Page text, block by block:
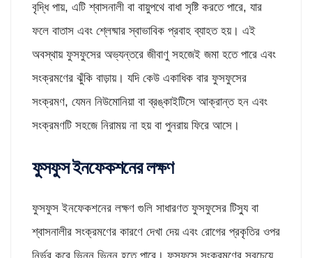
বৃদ্ধি পায়, এটি শ্বাসনালী বা বায়ুপথে বাধা সৃষ্টি করতে পারে, যার
ফলে বাতাস এবং শ্লেষ্মার স্বাভাবিক প্রবাহ ব্যাহত হয়। এই
অবস্থায় ফুসফুসের অভ্যন্তরে জীবাণু সহজেই জমা হতে পারে এবং
সংক্রমণের ঝুঁকি বাড়ায়। যদি কেউ একাধিক বার ফুসফুসের
সংক্রমণ, যেমন নিউমোনিয়া বা ব্রঙ্কাইটিসে আক্রান্ত হন এবং
সংক্রমণটি সহজে নিরাময় না হয় বা পুনরায় ফিরে আসে।
ফুসফুস ইনফেকশনের লক্ষণ
ফুসফুস ইনফেকশনের লক্ষণ গুলি সাধারণত ফুসফুসের টিস্যু বা
শ্বাসনালীর সংক্রমণের কারণে দেখা দেয় এবং রোগের প্রকৃতির ওপর